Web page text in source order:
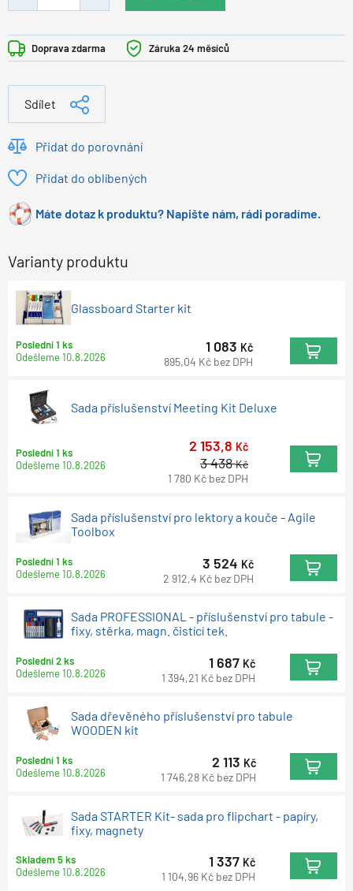
Doprava zdarma Záruka 24 měsíců
Sdílet
Přidat do porovnání
Přidat do oblíbených
Máte dotaz k produktu? Napište nám, rádi poradíme.
Varianty produktu
Glassboard Starter kit
Poslední 1 ks
Odešleme10.8.2026
1 083 Kč
895,04 Kč bez DPH
Sada příslušenství Meeting Kit Deluxe
Poslední 1 ks
Odešleme10.8.2026
2 153,8 Kč
3 438Kč
1 780 Kč bez DPH
Sada příslušenství pro lektory a kouče - Agile
Toolbox
Poslední 1 ks
Odešleme10.8.2026
3 524 Kč
2 912,4 Kč bez DPH
Sada PROFESSIONAL - příslušenství pro tabule -
fixy, stěrka, magn. čistící tek.
Poslední 2 ks
Odešleme10.8.2026
1 687 Kč
1 394,21 Kč bez DPH
Sada dřevěného příslušenství pro tabule
WOODEN kit
Poslední 1 ks
Odešleme10.8.2026
2 113 Kč
1 746,28 Kč bez DPH
Sada STARTER Kit- sada pro flipchart - papíry,
fixy, magnety
Skladem 5 ks
Odešleme10.8.2026
1 337 Kč
1 104,96 Kč bez DPH